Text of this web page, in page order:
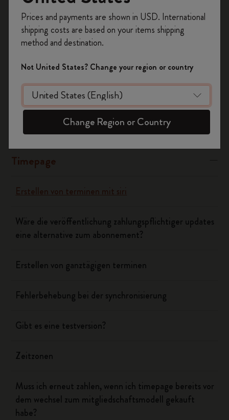
damit Sie Erinnerungen nicht zweimal erhalten.
Was this answer helpful?
Flow
Page camera
Timepage
Erstellen von terminen mit siri
Wäre die veröffentlichung zahlungspflichtiger updates
eine alternative zum abonnement?
Erstellen von ganztägigen terminen
Fehlerbehebung bei der synchronisierung
Gibt es eine testversion?
Zeitzonen
Muss ich erneut zahlen, wenn ich timepage bereits vor
dem wechsel zum mitgliedschaftsmodell gekauft
habe?
10% Rabatt sowie kostenlosen Versand auf
Ihre erste Bestellungmit dem Code
WELCOME10.
Erstellen Sie ein Moleskine Konto, um Zugang zu
exklusiven Angeboten, Mitgliedervorteilen und
noch mehr Inspiration zu erhalten.
Jetzt registrieren!
Prices and payments are shown in USD. International
shipping costs are based on your items shipping
method and destination.
Not United States? Change your region or country
Change Region or Country